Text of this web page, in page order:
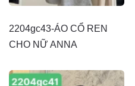
2204gc43-ÁO CỔ REN
CHO NỮ ANNA